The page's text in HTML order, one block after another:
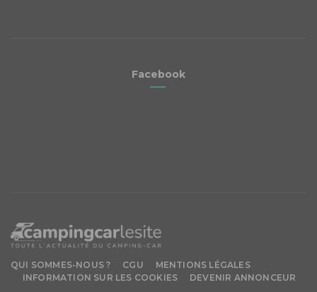
Facebook
QUI SOMMES-NOUS ? CGU
MENTIONS LÉGALES
INFORMATION SUR LES COOKIES
DEVENIR ANNONCEUR